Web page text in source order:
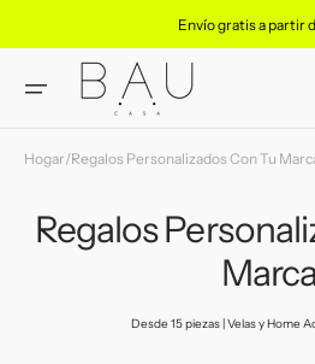
al contenido
Envío gratis a partir
Hogar/Regalos Personalizados Con Tu
Regalos
Marca
Desde 15 piezas | Velas y Home